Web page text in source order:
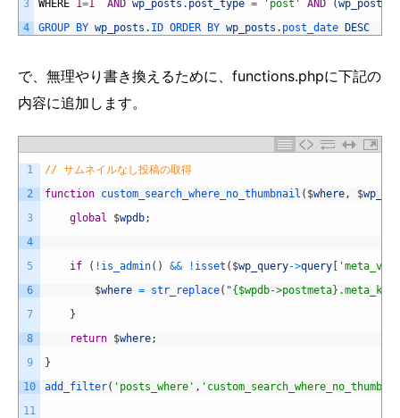
3
4
WHERE 1=1 AND wp_posts . post_type = 'post' AND (wp_posts
GROUP BY wp_posts . ID ORDER BY wp_posts . post_date DESC
で、無理やり書き換えるために、functions.phpに下記の
内容に追加します。
1
2
3
4
5
6
7
8
9
10
11
// サムネイルなし投稿の取得
function custom_search_where_no_thumbnail ( $where , $
global
$wpdb;
if ( ! is_admin( ) && ! isset ( $wp_query->query [
$where = str_replace( "{$wpdb-
}
return $where;
}
add_filter( 'posts_where' ,